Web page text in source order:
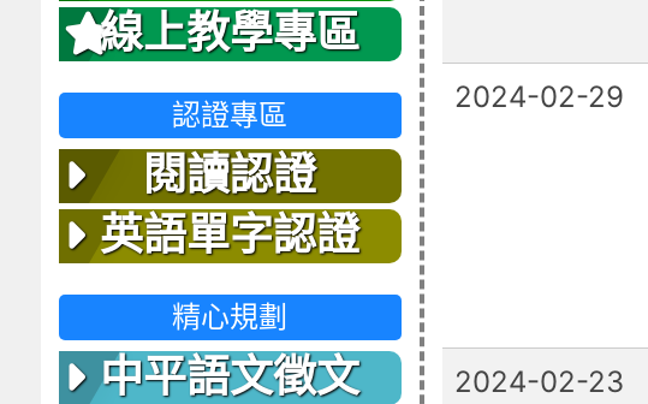
2024-02-29
2024-02-23
線上教學專區
認證專區
閱讀認證
英語單字認證
精心規劃
中平語文徵文